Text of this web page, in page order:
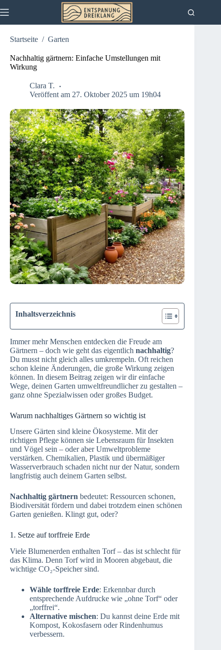
Inhalt
Startseite / Garten
Nachhaltig gärtnern: Einfache Umstellungen mit
Wirkung
Clara T.
Veröffent am 27. Oktober 2025 um 19h04
Inhaltsverzeichnis
Immer mehr Menschen entdecken die Freude am
Gärtnern – doch wie geht das eigentlich nachhaltig?
Du musst nicht gleich alles umkrempeln. Oft reichen
schon kleine Änderungen, die große Wirkung zeigen
können. In diesem Beitrag zeigen wir dir einfache
Wege, deinen Garten umweltfreundlicher zu gestalten –
ganz ohne Spezialwissen oder großes Budget.
Warum nachhaltiges Gärtnern so wichtig ist
Unsere Gärten sind kleine Ökosysteme. Mit der
richtigen Pflege können sie Lebensraum für Insekten
und Vögel sein – oder aber Umweltprobleme
verstärken. Chemikalien, Plastik und übermäßiger
Wasserverbrauch schaden nicht nur der Natur, sondern
langfristig auch deinem Garten selbst.
Nachhaltig gärtnern bedeutet: Ressourcen schonen,
Biodiversität fördern und dabei trotzdem einen schönen
Garten genießen. Klingt gut, oder?
1. Setze auf torffreie Erde
Viele Blumenerden enthalten Torf – das ist schlecht für
das Klima. Denn Torf wird in Mooren abgebaut, die
wichtige CO₂-Speicher sind.
Wähle torffreie Erde: Erkennbar durch
entsprechende Aufdrucke wie „ohne Torf“ oder
„torffrei“.
Alternative mischen: Du kannst deine Erde mit
Kompost, Kokosfasern oder Rindenhumus
verbessern.